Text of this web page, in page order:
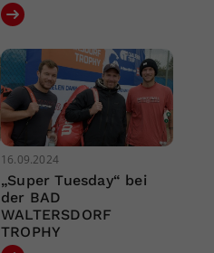
16.09.2024
„Super Tuesday“ bei
der BAD
WALTERSDORF
TROPHY